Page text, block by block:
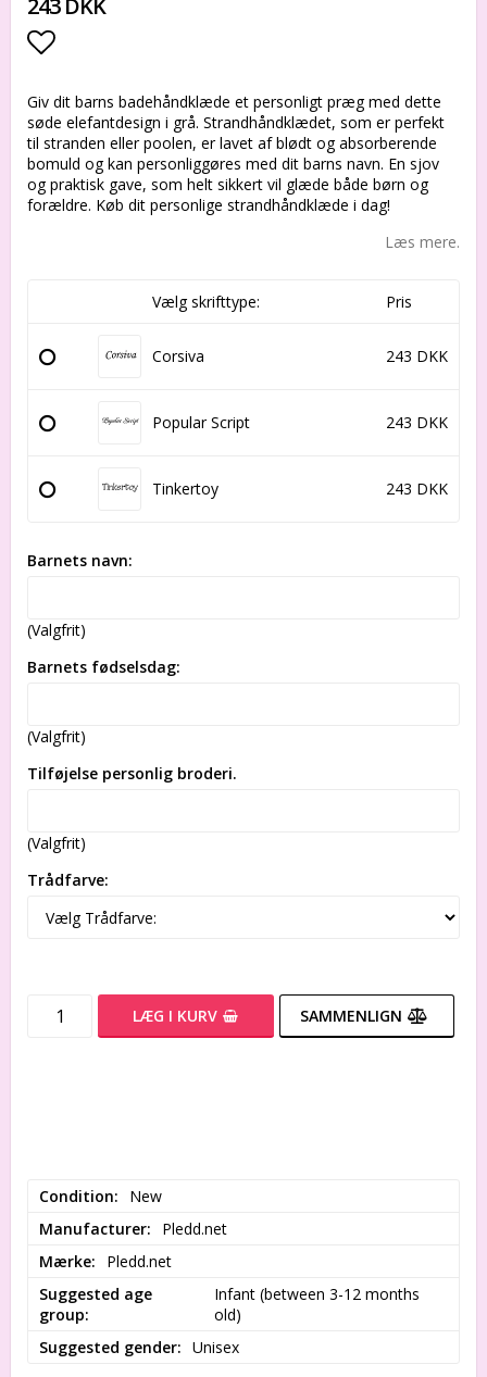
243 DKK
Add to list of favorites
Giv dit barns badehåndklæde et personligt præg med dette
søde elefantdesign i grå. Strandhåndklædet, som er perfekt
til stranden eller poolen, er lavet af blødt og absorberende
bomuld og kan personliggøres med dit barns navn. En sjov
og praktisk gave, som helt sikkert vil glæde både børn og
forældre. Køb dit personlige strandhåndklæde i dag!
Læs mere.
Vælg skrifttype: Pris
Corsiva 243 DKK
Popular Script 243 DKK
Tinkertoy 243 DKK
Barnets navn:
(Valgfrit)
Barnets fødselsdag:
(Valgfrit)
Tilføjelse personlig broderi.
(Valgfrit)
Trådfarve:
LÆG I KURV SAMMENLIGN
Condition
New
Manufacturer
Pledd.net
Mærke
Pledd.net
Suggested age
group
Infant (between 3-12 months
old)
Suggested gender
Unisex